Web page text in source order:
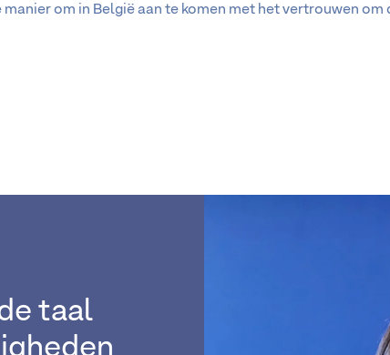
om in België aan te komen met het vertrouwen
taal